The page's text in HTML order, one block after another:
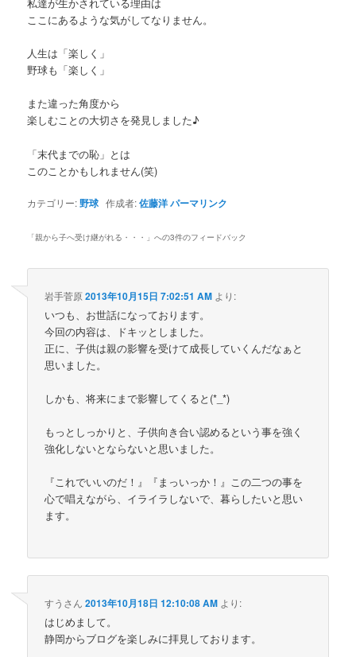
ここにあるような気がしてなりません。
人生は「楽しく」
野球も「楽しく」
また違った角度から
楽しむことの大切さを発見しました♪
「末代までの恥」とは
このことかもしれません(笑)
カテゴリー:野球 作成者:佐藤洋パーマリンク
「親から子へ受け継がれる・・・ 」への3件のフィードバック
岩手菅原2013年10月15日 7:02:51 AM より:
いつも、お世話になっております。
今回の内容は、ドキッとしました。
正に、子供は親の影響を受けて成長していくんだなぁと
思いました。
しかも、将来にまで影響してくると(*_*)
もっとしっかりと、子供向き合い認めるという事を強く
強化しないとならないと思いました。
『これでいいのだ！』『まっいっか！』この二つの事を
心で唱えながら、イライラしないで、暮らしたいと思い
ます。
すうさん 2013年10月18日 12:10:08 AM より:
はじめまして。
静岡からブログを楽しみに拝見しております。